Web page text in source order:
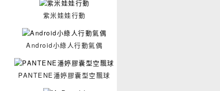
紫米娃娃行動
Android小綠人行動氣偶
PANTENE潘婷膠囊型空飄球